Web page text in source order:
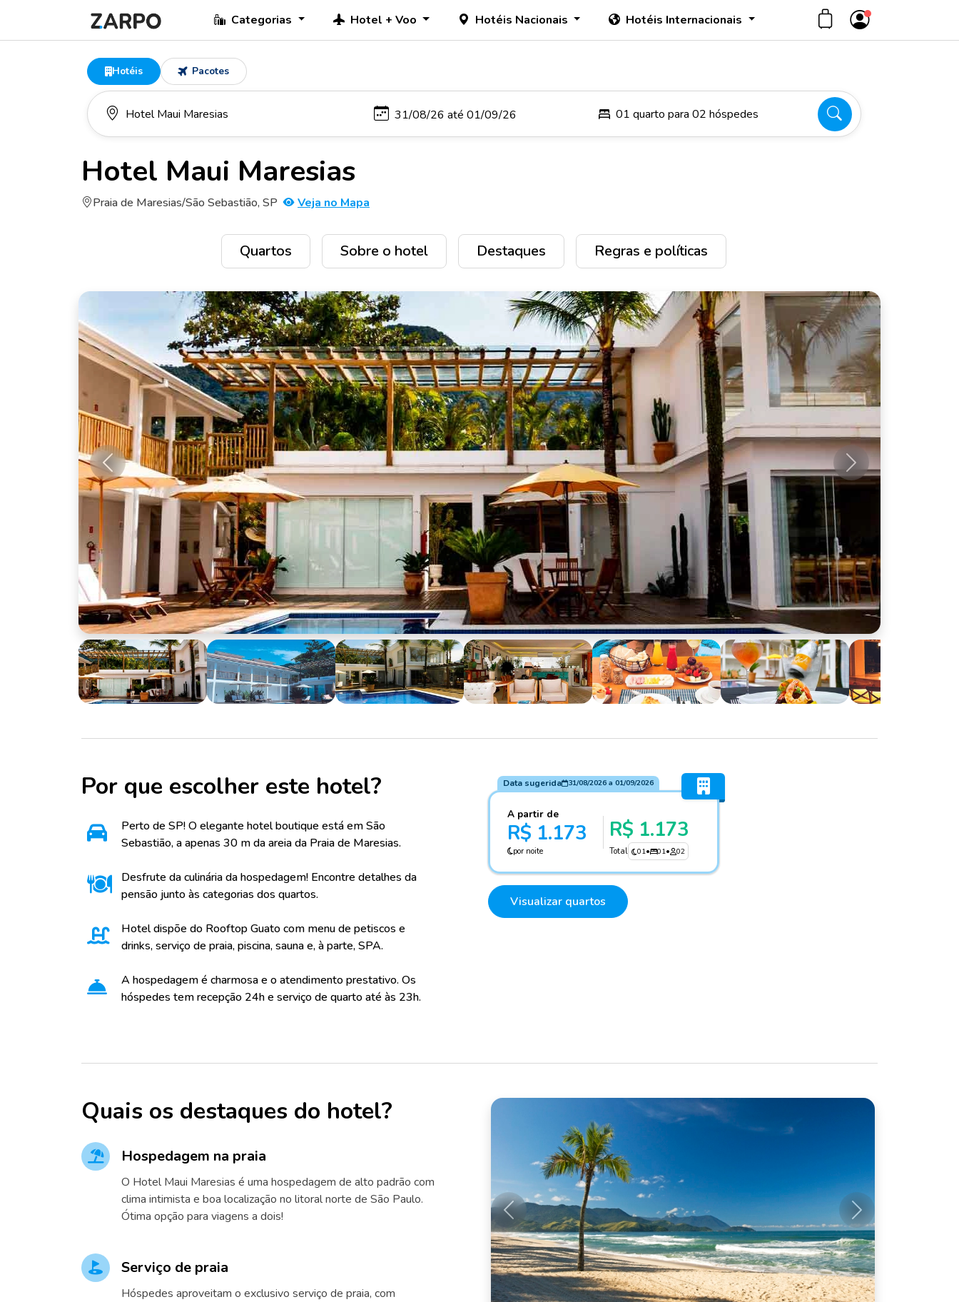
Categorias Hotel + Voo Hotéis Nacionais Hotéis Internacionais
Hotéis Pacotes
01 quarto para 02 hóspedes
Hotel Maui Maresias
Praia de Maresias/São Sebastião, SP Veja no Mapa
Quartos Sobre o hotel Destaques Regras e políticas
Anterior Próximo
Por que escolher este hotel?
Perto de SP! O elegante hotel boutique está em São
Sebastião, a apenas 30 m da areia da Praia de Maresias.
Desfrute da culinária da hospedagem! Encontre detalhes da
pensão junto às categorias dos quartos.
Hotel dispõe do Rooftop Guato com menu de petiscos e
drinks, serviço de praia, piscina, sauna e, à parte, SPA.
A hospedagem é charmosa e o atendimento prestativo. Os
hóspedes tem recepção 24h e serviço de quarto até às 23h.
Data sugerida 31/08/2026a 01/09/2026
A partir de
R$ 1.173
por noite
R$ 1.173
Total 01• 01• 02
Visualizar quartos
Quais os destaques do hotel?
Hospedagem na praia
O Hotel Maui Maresias é uma hospedagem de alto padrão com
clima intimista e boa localização no litoral norte de São Paulo.
Ótima opção para viagens a dois!
Serviço de praia
Hóspedes aproveitam o exclusivo serviço de praia, com
Anterior Próximo